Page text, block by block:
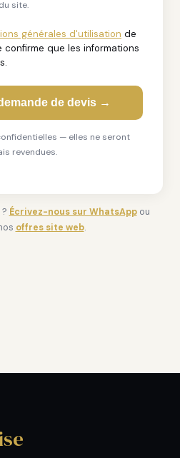
site.
générales d'utilisation de
confirme que les informations
de devis →
— elles ne seront
revendues.
Écrivez-nous sur WhatsAppou
offres site web.